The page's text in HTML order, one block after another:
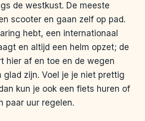
de westkust. De meeste
scooter en gaan zelf op pad.
hebt, een internationaal
en altijd een helm opzet; de
hier af en toe en de wegen
glad zijn. Voel je je niet prettig
kun je ook een fiets huren of
paar uur regelen.